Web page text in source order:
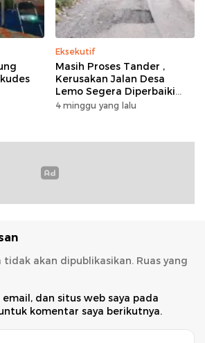
Eksekutif
Masih Proses Tander ,
Kerusakan Jalan Desa
Lemo Segera Diperbaiki
Tahun Ini
4 minggu yang lalu
akan dipublikasikan. Ruas yang
email, dan situs web saya pada
komentar saya berikutnya.